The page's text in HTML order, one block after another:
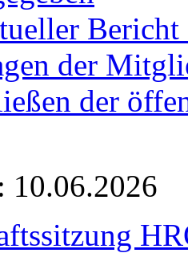
Bericht
der
der
10.06.2026